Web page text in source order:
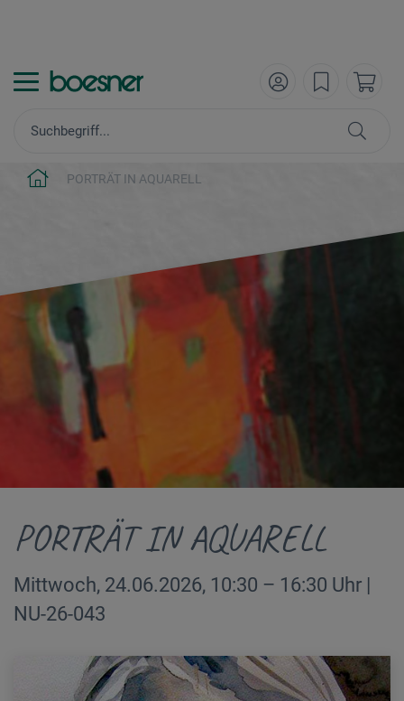
PORTRÄT IN AQUARELL
PORTRÄT IN AQUARELL
Mittwoch, 24.06.2026, 10:30 – 16:30 Uhr |
NU-26-043